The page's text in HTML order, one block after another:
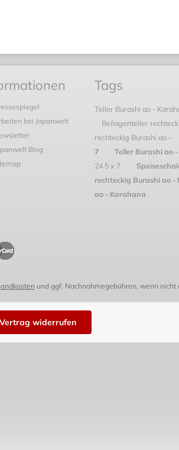
bei Japanwelt
Blog
Tags
Teller Burashi ao -
Beilagenteller
rechteckig Burashi ao -
7
Teller Burashi ao
24 5 x 7
rechteckig Burashi ao -
ao - Karahana
und ggf. Nachnahmegebühren, wenn nicht
Vertrag widerrufen